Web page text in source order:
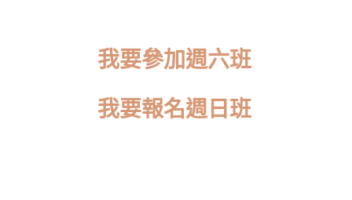
我要參加週六班
我要報名週日班